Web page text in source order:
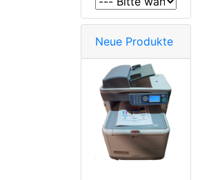
Neue Produkte